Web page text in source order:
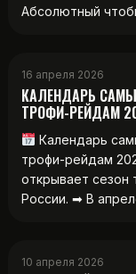
Абсолютный
16 апреля 2026
КАЛЕНДАРЬ
ТРОФИ-РЕЙДАМ
Календарь
трофи-рейдам
открывает сезон
России. ➡ В
10 апреля 2026